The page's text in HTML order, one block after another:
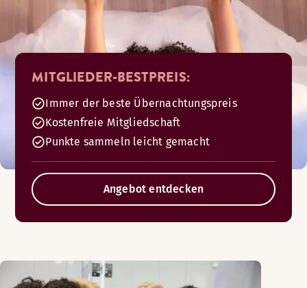
MITGLIEDER-BESTPREIS:
Immer der beste Übernachtungspreis
Kostenfreie Mitgliedschaft
Punkte sammeln leicht gemacht
Angebot entdecken